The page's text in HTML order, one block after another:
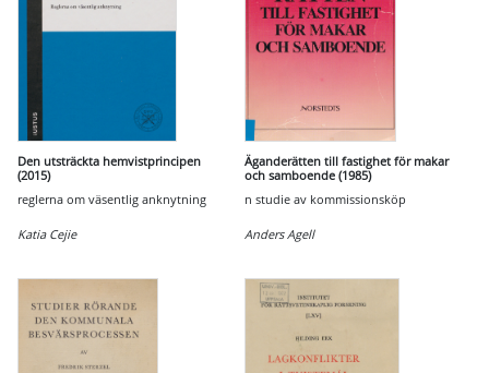
Den utsträckta hemvistprincipen
(2015)
reglerna om väsentlig anknytning
Katia Cejie
Äganderätten till fastighet för makar
och samboende (1985)
n studie av kommissionsköp
Anders Agell